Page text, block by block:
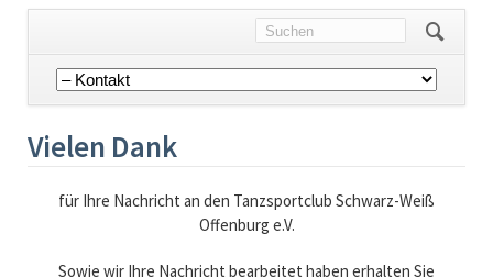
Navigation
überspringen
Vielen Dank
für Ihre Nachricht an den Tanzsportclub Schwarz-Weiß
Offenburg e.V.
Sowie wir Ihre Nachricht bearbeitet haben erhalten Sie